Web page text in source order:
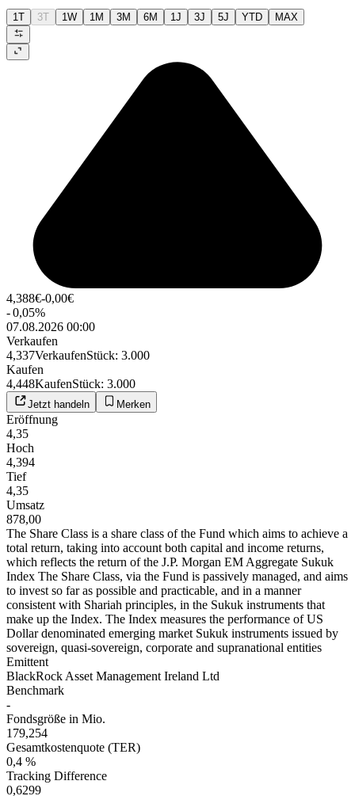
1T 3T 1W 1M 3M 6M 1J 3J 5J YTD MAX
4,388€-0,00€
-0,05%
07.08.2026 00:00
Verkaufen
4,337VerkaufenStück: 3.000
Kaufen
4,448KaufenStück: 3.000
Jetzt handeln Merken
Eröffnung
4,35
Hoch
4,394
Tief
4,35
Umsatz
878,00
The Share Class is a share class of the Fund which aims to achieve a
total return, taking into account both capital and income returns,
which reflects the return of the J.P. Morgan EM Aggregate Sukuk
Index The Share Class, via the Fund is passively managed, and aims
to invest so far as possible and practicable, and in a manner
consistent with Shariah principles, in the Sukuk instruments that
make up the Index. The Index measures the performance of US
Dollar denominated emerging market Sukuk instruments issued by
sovereign, quasi-sovereign, corporate and supranational entities
Emittent
BlackRock Asset Management Ireland Ltd
Benchmark
-
Fondsgröße in Mio.
179,254
Gesamtkostenquote (TER)
0,4 %
Tracking Difference
0,6299